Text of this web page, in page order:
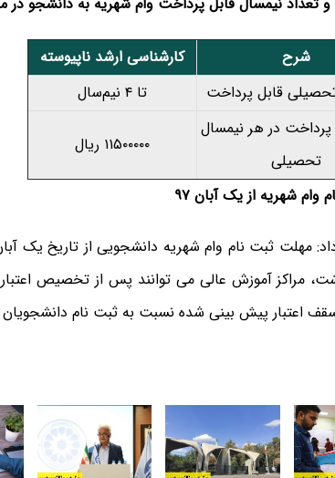
شرح
کارشناسی ارشد ناپیوسته
قابل پرداخت
تا ۴ نیم‌سال
پرداخت در هر نیمسال
تحصیلی
۱۱۵۰۰۰۰۰ ریال
وام شهریه از یک آبان ۹۷
مراکز آموزش عالی می توانند پس از تخصیص